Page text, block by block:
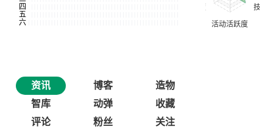
资讯 博客
造物
智库
动弹
收藏
评论
粉丝 关注